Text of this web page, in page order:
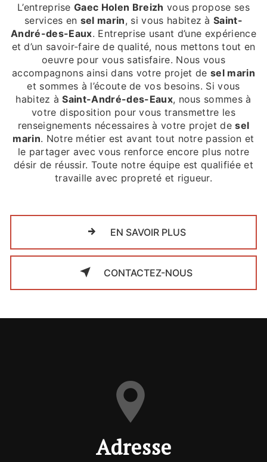
L’entrepriseGaec Holen Breizh vous propose ses
services en sel marin, si vous habitez àSaint-
André-des-Eaux. Entreprise usant d’une expérience
et d’un savoir-faire de qualité, nous mettons tout en
oeuvre pour vous satisfaire. Nous vous
accompagnons ainsi dans votre projet de sel marin
et sommes à l’écoute de vos besoins. Si vous
habitez àSaint-André-des-Eaux, nous sommes à
votre disposition pour vous transmettre les
renseignements nécessaires à votre projet desel
marin. Notre métier est avant tout notre passion et
le partager avec vous renforce encore plus notre
désir de réussir. Toute notre équipe est qualifiée et
travaille avec propreté et rigueur.
EN SAVOIR PLUS
CONTACTEZ-NOUS
Adresse